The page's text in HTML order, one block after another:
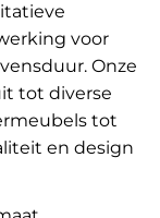
voor
Onze
tot diverse
tot
en design